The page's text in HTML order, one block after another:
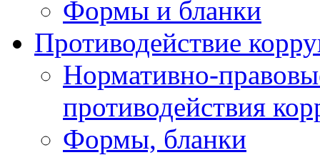
Формы и бланки
Противодействие
Нормативно-
противодействия
Формы, бланки